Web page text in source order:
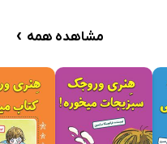
مشاهده همه ›